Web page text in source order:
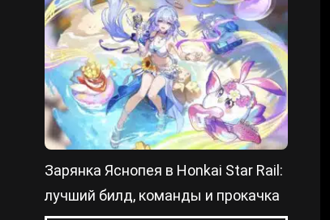
Зарянка Яснопея в Honkai Star Rail:
лучший билд, команды и прокачка